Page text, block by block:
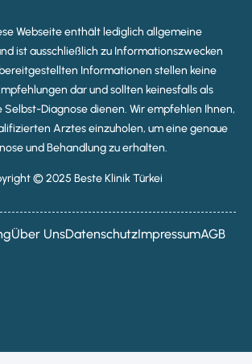
Webseite enthält lediglich allgemeine
ist ausschließlich zu Informationszwecken
Informationen stellen keine
dar und sollten keinesfalls als
Diagnose dienen. Wir empfehlen Ihnen,
Arztes einzuholen, um eine genaue
und Behandlung zu erhalten.
© 2025 Beste Klinik Türkei
Über UnsDatenschutzImpressumAGB